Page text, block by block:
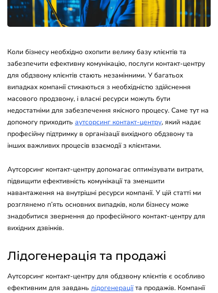
Коли бізнесу необхідно охопити велику базу клієнтів та
забезпечити ефективну комунікацію, послуги контакт-центру
для обдзвону клієнтів стають незамінними. У багатьох
випадках компанії стикаються з необхідністю здійснення
масового продзвону, і власні ресурси можуть бути
недостатніми для забезпечення якісного процесу. Саме тут на
допомогу приходить аутсорсинг контакт-центру, який надає
професійну підтримку в організації вихідного обдзвону та
інших важливих процесів взаємодії з клієнтами.
Аутсорсинг контакт-центру допомагає оптимізувати витрати,
підвищити ефективність комунікації та зменшити
навантаження на внутрішні ресурси компанії. У цій статті ми
розглянемо п’ять основних випадків, коли бізнесу може
знадобитися звернення до професійного контакт-центру для
вихідних дзвінків.
Лідогенерація та продажі
Аутсорсинг контакт-центру для обдзвону клієнтів є особливо
ефективним для завдань лідогенераціїта продажів. Компанії